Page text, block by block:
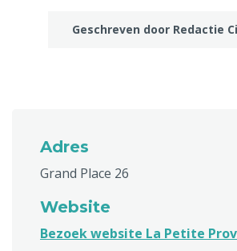
Geschreven door Redactie
Adres
Grand Place 26
Website
Bezoek website La Petite